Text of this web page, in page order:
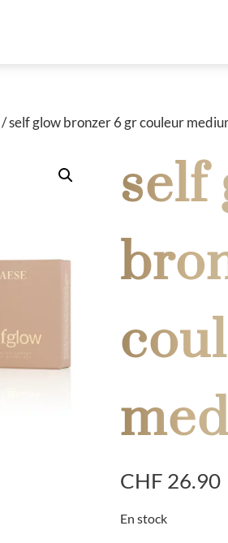
/ self glow bronzer 6 gr couleur
self
CHF 26.90
En stock